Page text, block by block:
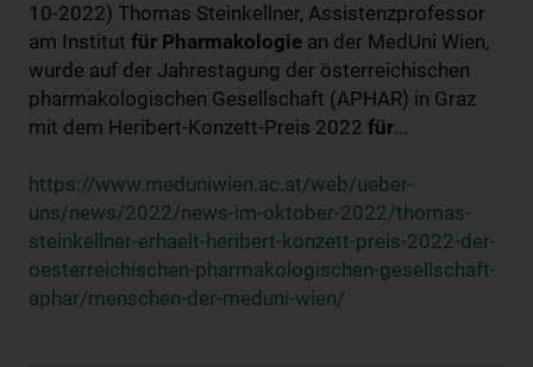
10-2022) Thomas Steinkellner, Assistenzprofessor
am Institut für Pharmakologie an der MedUni Wien,
wurde auf der Jahrestagung der österreichischen
pharmakologischen Gesellschaft (APHAR) in Graz
mit dem Heribert-Konzett-Preis 2022 für...
https://www.meduniwien.ac.at/web/ueber-
uns/news/2022/news-im-oktober-2022/thomas-
steinkellner-erhaelt-heribert-konzett-preis-2022-der-
oesterreichischen-pharmakologischen-gesellschaft-
aphar/menschen-der-meduni-wien/